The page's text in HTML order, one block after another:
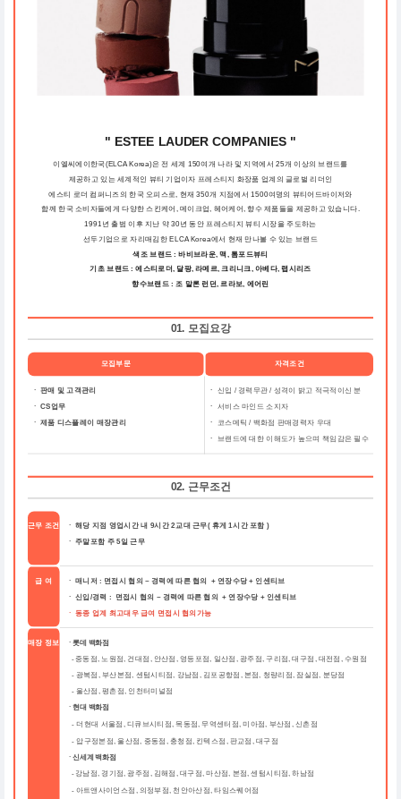
" ESTEE LAUDER COMPANIES "
이엘씨에이한국(ELCA Korea)은 전 세계 150여개 나라 및 지역에서 25개 이상의 브랜드를
제공하고 있는 세계적인 뷰티 기업이자 프레스티지 화장품 업계의 글로벌 리더인
에스티 로더 컴퍼니즈의 한국 오피스로, 현재 350개 지점에서 1500여명의 뷰티어드바이저와
함께 한국 소비자들에게 다양한 스킨케어, 메이크업, 헤어케어, 향수 제품들을 제공하고 있습니다.
1991년 출범 이후 지난 약 30년 동안 프레스티지 뷰티 시장을 주도하는
선두기업으로 자리매김한 ELCA Korea에서 현재 만나볼 수 있는 브랜드
색조 브랜드 : 바비브라운, 맥, 톰포드뷰티
기초 브랜드 : 에스티로더, 달팡, 라메르, 크리니크, 아베다, 랩시리즈
향수브랜드 : 조 말론 런던, 르라보, 에어린
01. 모집요강
모집부문 자격조건
ㆍ 판매 및 고객관리
ㆍ CS업무
ㆍ 제품 디스플레이 매장관리
ㆍ 신입 / 경력무관 / 성격이 밝고 적극적이신 분
ㆍ
서비스 마인드 소지자
ㆍ
코스메틱 / 백화점 판매경력자 우대
ㆍ
브랜드에 대한 이해도가 높으며 책임감은 필수
02. 근무조건
근무 조건 ㆍ 해당 지점 영업시간 내 9시간 2교대 근무( 휴게 1시간 포함 )
ㆍ 주말포함 주 5일 근무
급 여
ㆍ 매니저 : 면접시 협의 ~ 경력에 따른 협의 + 연장수당 + 인센티브
ㆍ 신입/경력 : 면접시 협의 ~ 경력에 따른 협의 + 연장수당 + 인센티브
ㆍ 동종 업계 최고대우 급여 면접시 협의가능
매장 정보 ㆍ롯데 백화점
-중동점, 노원점, 건대점, 안산점, 영등포점, 일산점, 광주점, 구리점, 대구점, 대전점, 수원점
- 광복점, 부산본점, 센텀시티점, 강남점, 김포공항점, 본점, 청량리점, 잠실점, 분당점
- 울산점, 평촌점, 인천터미널점
ㆍ현대 백화점
- 더현대 서울점, 디큐브시티점, 목동점, 무역센터점, 미아점, 부산점, 신촌점
- 압구정본점, 울산점, 중동점, 충청점, 킨텍스점, 판교점, 대구점
ㆍ신세계 백화점
- 강남점, 경기점, 광주점, 김해점, 대구점, 마산점, 본점, 센텀시티점, 하남점
- 아트앤사이언스점, 의정부점, 천안아산점, 타임스퀘어점